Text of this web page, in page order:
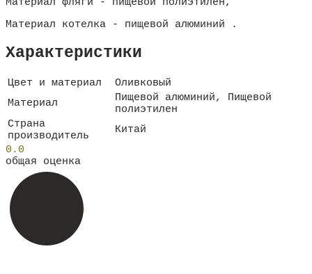
Материал фляги - пищевой полиэтилен,
Материал котелка - пищевой алюминий .
Характеристики
Цвет и материал
Оливковый
Материал
Пищевой алюминий, Пищевой
полиэтилен
Страна
производитель
Китай
0.0
общая оценка